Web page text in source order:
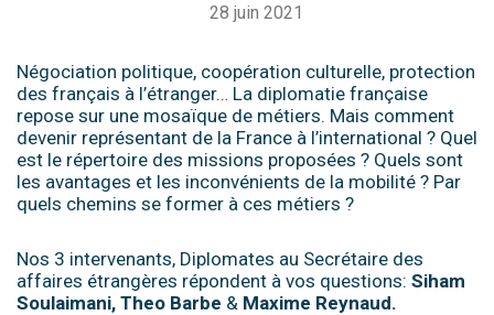
28 juin 2021
Négociation politique, coopération culturelle, protection
des français à l’étranger… La diplomatie française
repose sur une mosaïque de métiers. Mais comment
devenir représentant de la France à l’international ? Quel
est le répertoire des missions proposées ? Quels sont
les avantages et les inconvénients de la mobilité ? Par
quels chemins se former à ces métiers ?
Nos 3 intervenants, Diplomates au Secrétaire des
affaires étrangères répondent à vos questions: Siham
Soulaimani, Theo Barbe & Maxime Reynaud.